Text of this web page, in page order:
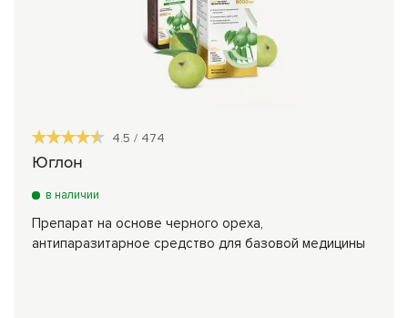
4.5 / 474
Юглон
в наличии
Препарат на основе черного ореха,
антипаразитарное средство для базовой медицины